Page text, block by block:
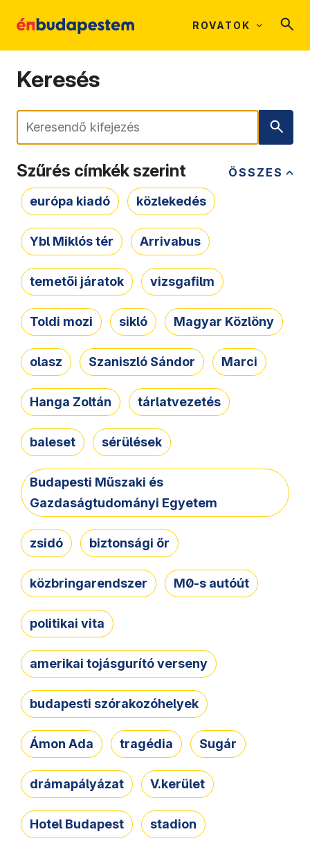
ROVATOK
Keresés
Keresés
ÖSSZES
Szűrés címkék szerint
európa kiadó közlekedés
Ybl Miklós tér Arrivabus
temetői járatok vizsgafilm
Toldi mozi sikló Magyar Közlöny
olasz Szaniszló Sándor Marci
Hanga Zoltán tárlatvezetés
baleset sérülések
Budapesti Műszaki és
Gazdaságtudományi Egyetem
zsidó biztonsági őr
közbringarendszer M0-s autóút
politikai vita
amerikai tojásgurító verseny
budapesti szórakozóhelyek
Ámon Ada tragédia Sugár
drámapályázat V.kerület
Hotel Budapest stadion